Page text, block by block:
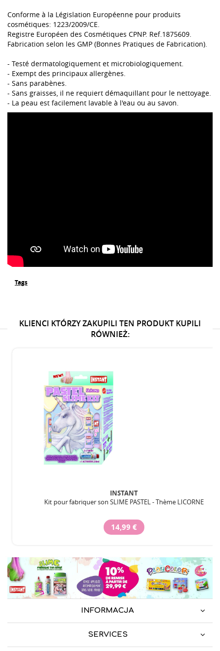
Conforme à la Législation Européenne pour produits
cosmétiques: 1223/2009/CE.
Registre Européen des Cosmétiques CPNP. Ref.1875609.
Fabrication selon les GMP (Bonnes Pratiques de Fabrication).
- Testé dermatologiquement et microbiologiquement.
- Exempt des principaux allergènes.
- Sans parabènes.
- Sans graisses, il ne requiert démaquillant pour le nettoyage.
- La peau est facilement lavable à l'eau ou au savon.
Tags
KLIENCI KTÓRZY ZAKUPILI TEN PRODUKT KUPILI
RÓWNIEŻ:
INSTANT
Kit pour fabriquer son SLIME PASTEL - Thème LICORNE
14,99 €
INFORMACJA
SERVICES